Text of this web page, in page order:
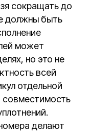
сокращать до
должны быть
может
но это не
всей
отдельной
совместимость
делают